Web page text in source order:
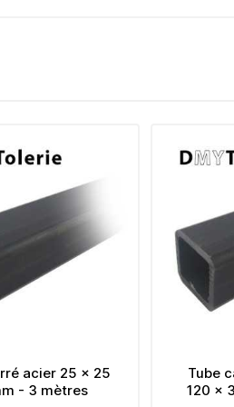
Tube carré acier 120 x
120 x 3mm - 3 mètres